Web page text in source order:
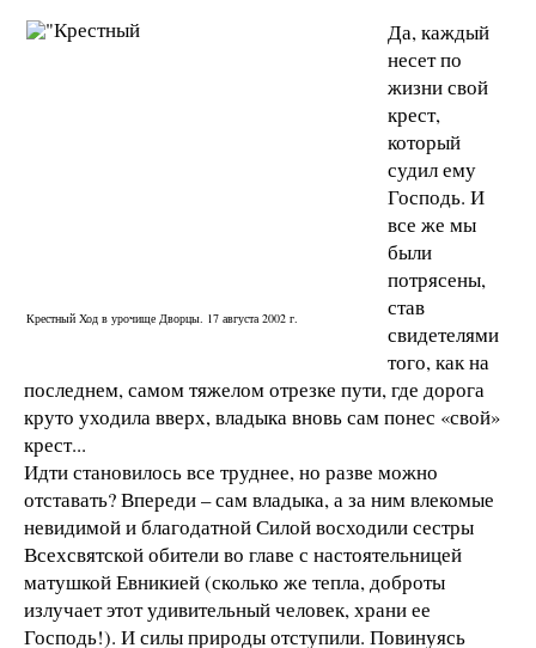
Крестный Ход в урочище Дворцы. 17 августа 2002 г.
Да, каждый
несет по
жизни свой
крест,
который
судил ему
Господь. И
все же мы
были
потрясены,
став
свидетелями
того, как на
последнем, самом тяжелом отрезке пути, где дорога
круто уходила вверх, владыка вновь сам понес «свой»
крест...
Идти становилось все труднее, но разве можно
отставать? Впереди – сам владыка, а за ним влекомые
невидимой и благодатной Силой восходили сестры
Всехсвятской обители во главе с настоятельницей
матушкой Евникией (сколько же тепла, доброты
излучает этот удивительный человек, храни ее
Господь!). И силы природы отступили. Повинуясь